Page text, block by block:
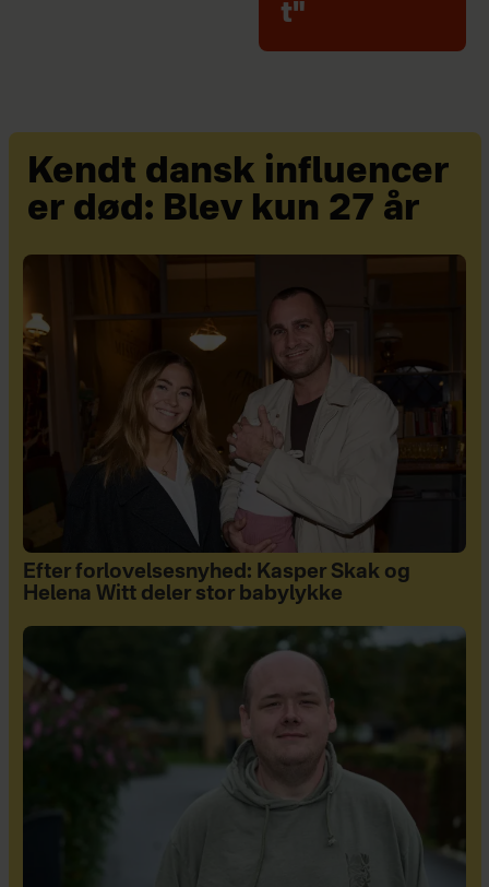
t"
Kendt dansk influencer
er død: Blev kun 27 år
Efter forlovelsesnyhed: Kasper Skak og
Helena Witt deler stor babylykke